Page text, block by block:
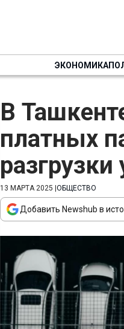
ЭКОНОМИКА
В
платных
разгрузки
13 МАРТА 2025 ОБЩЕСТВО
Добавить Newshub в